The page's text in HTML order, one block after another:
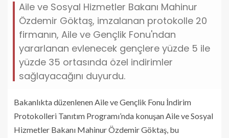
Aile ve Sosyal Hizmetler Bakanı Mahinur
Özdemir Göktaş, imzalanan protokolle 20
firmanın, Aile ve Gençlik Fonu'ndan
yararlanan evlenecek gençlere yüzde 5 ile
yüzde 35 ortasında özel indirimler
sağlayacağını duyurdu.
Bakanlıkta düzenlenen Aile ve Gençlik Fonu İndirim
Protokolleri Tanıtım Programı’nda konuşan Aile ve Sosyal
Hizmetler Bakanı Mahinur Özdemir Göktaş, bu